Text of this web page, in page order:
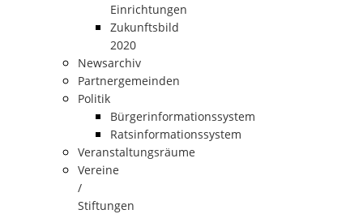
Einrichtungen
Zukunftsbild
2020
Newsarchiv
Partnergemeinden
Politik
Bürgerinformationssystem
Ratsinformationssystem
Veranstaltungsräume
Vereine
/
Stiftungen